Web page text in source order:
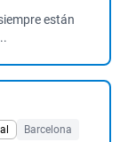
están
Barcelona